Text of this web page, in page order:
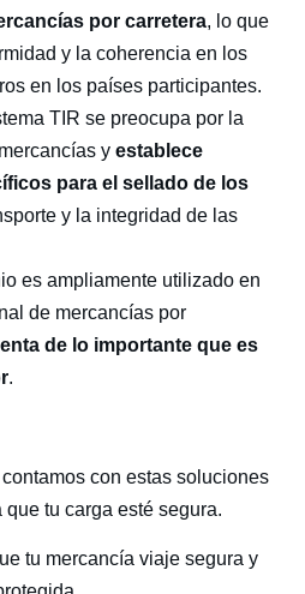
por carretera, lo que
y la coherencia en los
en los países participantes.
TIR se preocupa por la
y establece
para el sellado de los
y la integridad de las
es ampliamente utilizado en
de mercancías por
de lo importante que es
.
contamos con estas soluciones
tu carga esté segura.
tu mercancía viaje segura y